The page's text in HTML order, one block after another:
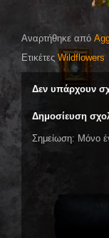
Αναρτήθηκε από
Ετικέτες Wildflowers
Δεν υπάρχουν
Δημοσίευση
Σημείωση: Μόνο